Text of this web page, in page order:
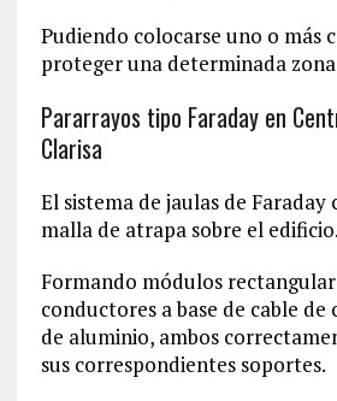
Pudiendo colocarse uno o más
proteger una determinada
Pararrayos tipo Faraday en
Clarisa
El sistema de jaulas de Faraday
malla de atrapa sobre el edificio.
Formando módulos
conductores a base de cable de
de aluminio, ambos
sus correspondientes soportes.